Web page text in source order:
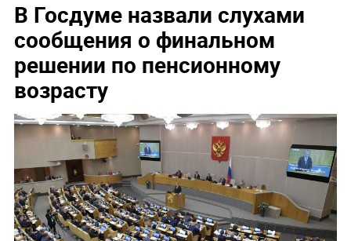
В Госдуме назвали слухами
сообщения о финальном
решении по пенсионному
возрасту